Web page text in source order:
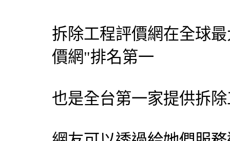
拆除工程評價網在全球
價網"排名第一
也是全台第一家提供拆